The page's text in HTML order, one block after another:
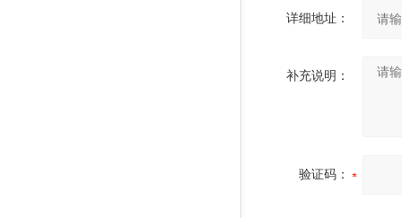
详细地址：
补充说明：
验证码：